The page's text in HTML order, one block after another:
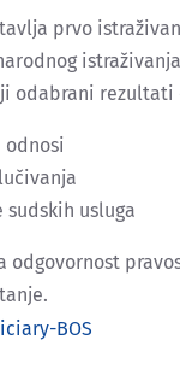
prvo
odabrani
odnosi
usluga
odgovornost